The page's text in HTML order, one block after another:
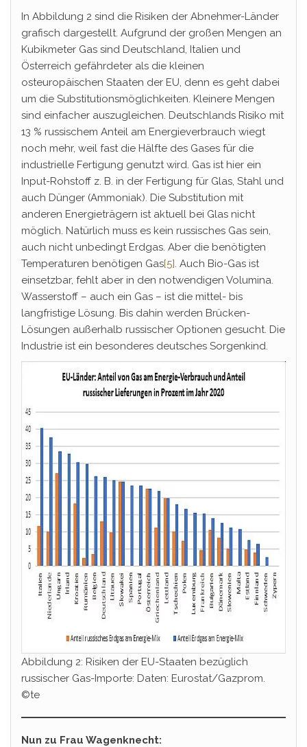
In Abbildung 2 sind die Risiken der Abnehmer-Länder
grafisch dargestellt. Aufgrund der großen Mengen an
Kubikmeter Gas sind Deutschland, Italien und
Österreich gefährdeter als die kleinen
osteuropäischen Staaten der EU, denn es geht dabei
um die Substitutionsmöglichkeiten. Kleinere Mengen
sind einfacher auszugleichen. Deutschlands Risiko mit
13 % russischem Anteil am Energieverbrauch wiegt
noch mehr, weil fast die Hälfte des Gases für die
industrielle Fertigung genutzt wird. Gas ist hier ein
Input-Rohstoff z. B. in der Fertigung für Glas, Stahl und
auch Dünger (Ammoniak). Die Substitution mit
anderen Energieträgern ist aktuell bei Glas nicht
möglich. Natürlich muss es kein russisches Gas sein,
auch nicht unbedingt Erdgas. Aber die benötigten
Temperaturen benötigen Gas[5]. Auch Bio-Gas ist
einsetzbar, fehlt aber in den notwendigen Volumina.
Wasserstoff – auch ein Gas – ist die mittel- bis
langfristige Lösung. Bis dahin werden Brücken-
Lösungen außerhalb russischer Optionen gesucht. Die
Industrie ist ein besonderes deutsches Sorgenkind.
Abbildung 2: Risiken der EU-Staaten bezüglich
russischer Gas-Importe: Daten: Eurostat/Gazprom.
©te
Nun zu Frau Wagenknecht: